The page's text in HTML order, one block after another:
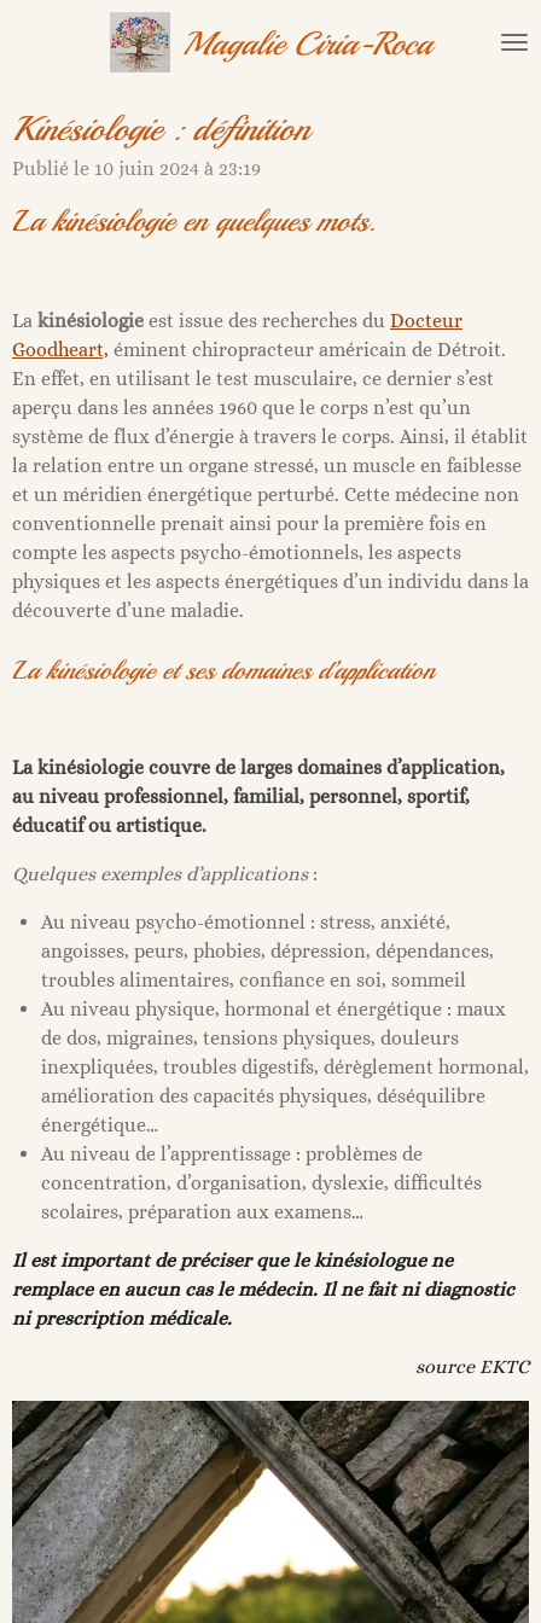
principal
Magalie Ciria-Roca
Kinésiologie : définition
Publié le 10 juin 2024 à 23:19
La kinésiologie en quelques mots.
La kinésiologie est issue des recherches du Docteur
Goodheart, éminent chiropracteur américain de Détroit.
En effet, en utilisant le test musculaire, ce dernier s’est
aperçu dans les années 1960 que le corps n’est qu’un
système de flux d’énergie à travers le corps. Ainsi, il établit
la relation entre un organe stressé, un muscle en faiblesse
et un méridien énergétique perturbé. Cette médecine non
conventionnelle prenait ainsi pour la première fois en
compte les aspects psycho-émotionnels, les aspects
physiques et les aspects énergétiques d’un individu dans la
découverte d’une maladie.
La kinésiologie et ses domaines d’application
La kinésiologie couvre de larges domaines d’application,
au niveau professionnel, familial, personnel, sportif,
éducatif ou artistique.
Quelques exemples d’applications :
Au niveau psycho-émotionnel : stress, anxiété,
angoisses, peurs, phobies, dépression, dépendances,
troubles alimentaires, confiance en soi, sommeil
Au niveau physique, hormonal et énergétique : maux
de dos, migraines, tensions physiques, douleurs
inexpliquées, troubles digestifs, dérèglement hormonal,
amélioration des capacités physiques, déséquilibre
énergétique…
Au niveau de l’apprentissage : problèmes de
concentration, d’organisation, dyslexie, difficultés
scolaires, préparation aux examens…
Il est important de préciser que le kinésiologue ne
remplace en aucun cas le médecin. Il ne fait ni diagnostic
ni prescription médicale.
source EKTC